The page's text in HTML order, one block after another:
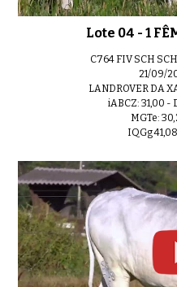
0:38
0:39
0:34
Lote 04 - 1
C764 FIV SCH
21/09/
LANDROVER DA
iABCZ: 31,00 -
MGTe:
IQGg